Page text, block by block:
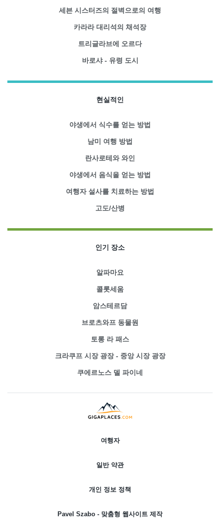
세븐 시스터즈의 절벽으로의 여행
카라라 대리석의 채석장
트리글라브에 오르다
바로샤 - 유령 도시
현실적인
야생에서 식수를 얻는 방법
남미 여행 방법
란사로테와 와인
야생에서 음식을 얻는 방법
여행자 설사를 치료하는 방법
고도/산병
인기 장소
알파마요
콜롯세움
암스테르담
브로츠와프 동물원
토롱 라 패스
크라쿠프 시장 광장 - 중앙 시장 광장
쿠에르노스 델 파이네
여행자
일반 약관
개인 정보 정책
Pavel Szabo - 맞춤형 웹사이트 제작